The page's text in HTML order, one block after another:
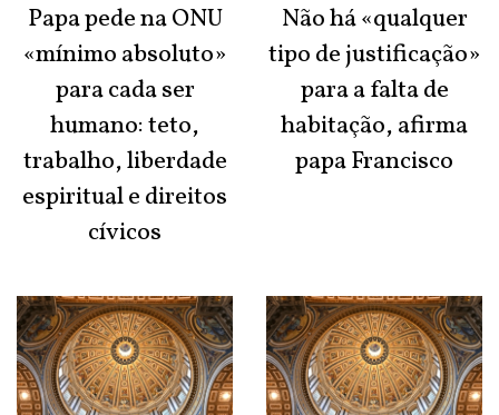
Papa pede na ONU
«mínimo absoluto»
para cada ser
humano: teto,
trabalho, liberdade
espiritual e direitos
cívicos
Não há «qualquer
tipo de justificação»
para a falta de
habitação, afirma
papa Francisco